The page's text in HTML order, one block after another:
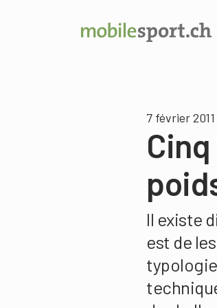
7 février 2011
Il existe
est de